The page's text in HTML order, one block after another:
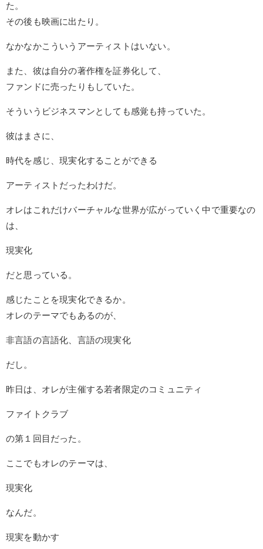
た。
その後も映画に出たり。
なかなかこういうアーティストはいない。
また、彼は自分の著作権を証券化して、
ファンドに売ったりもしていた。
そういうビジネスマンとしても感覚も持っていた。
彼はまさに、
時代を感じ、現実化することができる
アーティストだったわけだ。
オレはこれだけバーチャルな世界が広がっていく中で重要なの
は、
現実化
だと思っている。
感じたことを現実化できるか。
オレのテーマでもあるのが、
非言語の言語化、言語の現実化
だし。
昨日は、オレが主催する若者限定のコミュニティ
ファイトクラブ
の第１回目だった。
ここでもオレのテーマは、
現実化
なんだ。
現実を動かす